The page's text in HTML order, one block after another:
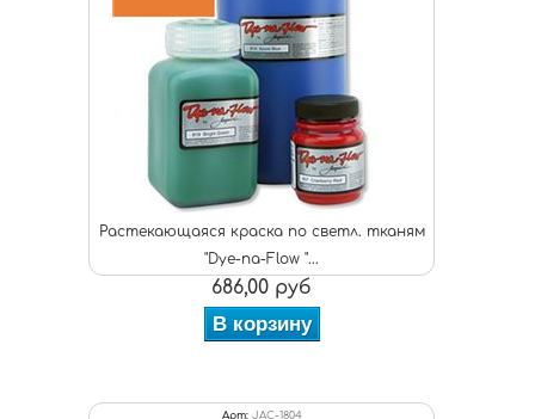
Растекающаяся краска по светл. тканям
"Dye-na-Flow "...
686,00 руб
В корзину
Арт: JAC-1804